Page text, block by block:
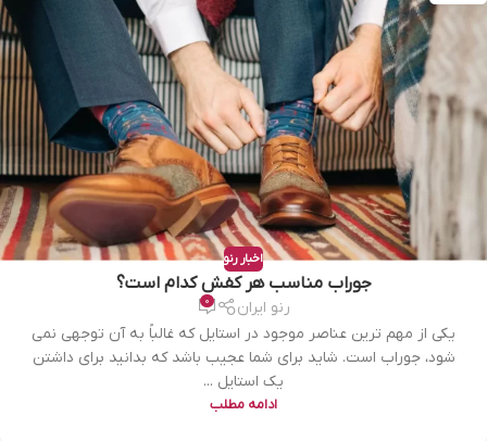
اخبار رنو
جوراب مناسب هر کفش کدام است؟
رنو ایران 0
یکی از مهم ترین عناصر موجود در استایل که غالباً به آن توجهی نمی
شود، جوراب است. شاید برای شما عجیب باشد که بدانید برای داشتن
یک استایل ...
ادامه مطلب